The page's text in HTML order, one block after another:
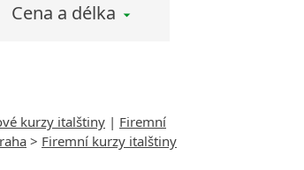
Cena a délka
kurzy italštiny | Firemní
> Firemní kurzy italštiny